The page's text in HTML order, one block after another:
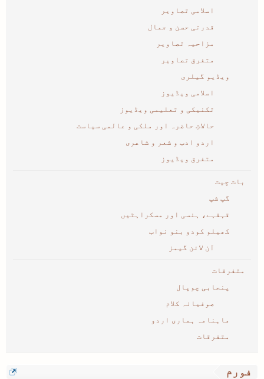
اسلامی تصاویر
قدرتی حسن و جمال
مزاحیہ تصاویر
متفرق تصاویر
ویڈیو گیلری
اسلامی ویڈیوز
تکنیکی و تعلیمی ویڈیوز
حالاتِ حاضرہ اور ملکی و عالمی سیاست
اردو ادب و شعر و شاعری
متفرق ویڈیوز
بات چیت
گپ شپ
قہقہے، ہنسی اور مسکراہٹیں
کھیلو کودو بنو نواب
آن لائن گیمز
متفرقات
پنجابی چوپال
صوفیانہ کلام
ماہنامہ ہماری اردو
متفرقات
فورم